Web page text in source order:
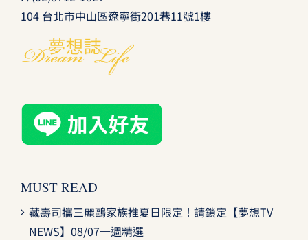
104 台北市中山區遼寧街201巷11號1樓
MUST READ
藏壽司攜三麗鷗家族推夏日限定！請鎖定【夢想TV
NEWS】08/07一週精選